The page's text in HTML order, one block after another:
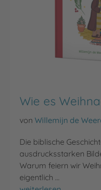
Wie es
von Willemijn de
Die biblische
ausdrucksstarken
Warum feiern wir
eigentlich …